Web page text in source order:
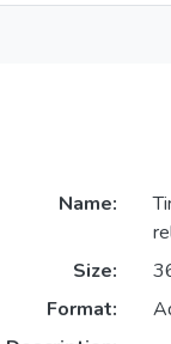
Name:
Size:
Format: